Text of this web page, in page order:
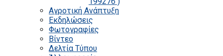
Αγροτική Ανάπτυξη
Εκδηλώσεις
Φωτογραφίες
Βίντεο
Δελτία Τύπου